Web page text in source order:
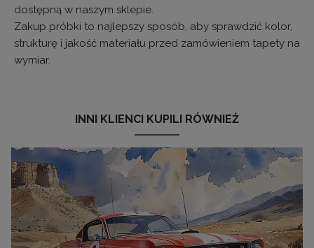
dostępną w naszym sklepie.
Zakup próbki to najlepszy sposób, aby sprawdzić kolor,
strukturę i jakość materiału przed zamówieniem tapety na
wymiar.
INNI KLIENCI KUPILI RÓWNIEŻ